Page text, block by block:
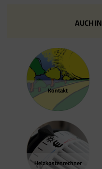
Kontakt
Heizkosten­rechner
AUCH